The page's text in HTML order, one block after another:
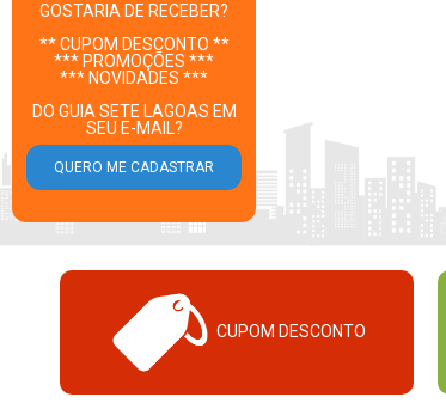
GOSTARIA DE RECEBER?
** CUPOM DESCONTO **
*** PROMOÇÕES ***
*** NOVIDADES ***
DO GUIA SETE LAGOAS EM
SEU E-MAIL?
CUPOM DESCONTO